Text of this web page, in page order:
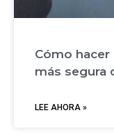
Cómo
más segura
LEE AHORA »